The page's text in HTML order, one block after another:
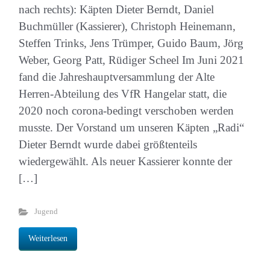
nach rechts): Käpten Dieter Berndt, Daniel
Buchmüller (Kassierer), Christoph Heinemann,
Steffen Trinks, Jens Trümper, Guido Baum, Jörg
Weber, Georg Patt, Rüdiger Scheel Im Juni 2021
fand die Jahreshauptversammlung der Alte
Herren-Abteilung des VfR Hangelar statt, die
2020 noch corona-bedingt verschoben werden
musste. Der Vorstand um unseren Käpten „Radi“
Dieter Berndt wurde dabei größtenteils
wiedergewählt. Als neuer Kassierer konnte der
[…]
Jugend
Weiterlesen